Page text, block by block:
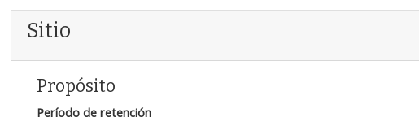
Sitio
Propósito
Período de retención